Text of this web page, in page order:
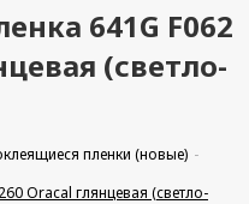
641G F062
(светло-
пленки (новые)
Oracal глянцевая (светло-